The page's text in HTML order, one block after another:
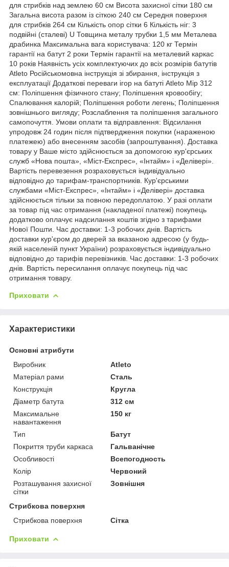
для стрибків над землею 60 см Висота захисної сітки 180 см
Загальна висота разом із сіткою 240 см Середня поверхня
для стрибків 264 см Кількість опор сітки 6 Кількість ніг: 3
подвійні (сталеві) U Товщина металу трубки 1,5 мм Металева
драбинка Максимальна вага користувача: 120 кг Термін
гарантії на батут 2 роки Термін гарантії на металевий каркас
10 років Наявність усіх комплектуючих до всіх розмірів батутів
Atleto Російськомовна інструкція зі збирання, інструкція з
експлуатації Додаткові переваги ігор на батуті Atleto Mip 312
см: Поліпшення фізичного стану; Поліпшення кровообігу;
Спалювання калорій; Поліпшення роботи легень; Поліпшення
зовнішнього вигляду; Розслаблення та поліпшення загального
самопочуття. Умови оплати та відправлення: Відсилання
упродовж 24 годин після підтвердження покупки (нараженою
платежею) або внесенням засобів (запроштування). Доставка
товару у Ваше місто здійснюється за допомогою кур'єрських
служб «Нова пошта», «Міст-Експрес», «Інтайм» і «Делівері».
Вартість перевезення розраховується індивідуально
відповідно до тарифам-транспортників. Кур'єрськими
службами «Міст-Експрес», «Інтайм» і «Делівері» доставка
здійснюється тільки за повною передоплатою. У разі оплати
за товар під час отримання (накладеної платежі) покупець
додатково оплачує надсилання коштів згідно з тарифами
Нової Пошти. Час доставки: 1-3 робочих днів. Вартість
доставки кур'єром до дверей за вказаною адресою (у будь-
якій населеній пункт України) розраховується індивідуально
відповідно до тарифів перевізників. Час доставки: 1-3 робочих
днів. Вартість пересилання оплачує покупець під час
отримання товару.
Приховати
Характеристики
Основні атрибути
Виробник
Atleto
Матеріал рами
Сталь
Конструкція
Кругла
Діаметр батута
312 см
Максимальне
навантаження
150 кг
Тип
Батут
Покриття труби каркаса
Гальванічне
Особливості
Всепогодность
Колір
Червоний
Розташування захисної
сітки
Зовнішня
Стрибкова поверхня
Стрибкова поверхня
Сітка
Приховати